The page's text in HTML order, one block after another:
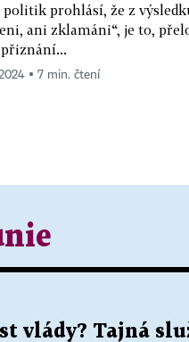
politik prohlásí, že z
ani zklamáni“, je to,
▪ 7 min. čtení
vlády? Tajná